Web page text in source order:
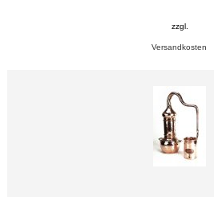
zzgl.
Versandkosten